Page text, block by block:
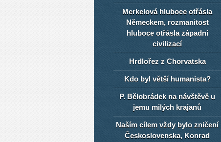
Merkelová hluboce otřásla
Německem, rozmanitost
hluboce otřásla západní
civilizací
Hrdlořez z Chorvatska
Kdo byl větší humanista?
P. Bělobrádek na návštěvě u
jemu milých krajanů
Naším cílem vždy bylo zničení
Československa, Konrad